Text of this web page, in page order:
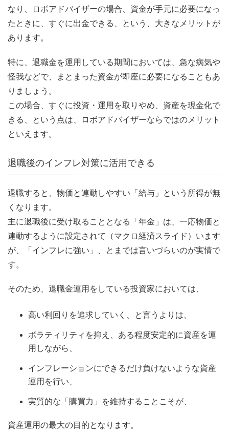
なり、ロボアドバイザーの場合、資金が手元に必要になっ
たときに、すぐに出金できる、という、大きなメリットが
あります。
特に、退職金を運用している期間においては、急な病気や
怪我などで、まとまった資金が即座に必要になることもあ
りましょう。
この場合、すぐに投資・運用を取りやめ、資産を現金化で
きる、という点は、ロボアドバイザーならではのメリット
といえます。
退職後のインフレ対策に活用できる
退職すると、物価と連動しやすい「給与」という所得が無
くなります。
主に退職後に受け取ることとなる「年金」は、一応物価と
連動するように設定されて（マクロ経済スライド）います
が、「インフレに強い」、とまでは言いづらいのが実情で
す。
そのため、退職金運用をしている投資家においては、
高い利回りを追求していく、と言うよりは、
ボラティリティを抑え、ある程度安定的に資産を運
用しながら、
インフレーションにできるだけ負けないような資産
運用を行い、
実質的な「購買力」を維持することこそが、
資産運用の最大の目的となります。